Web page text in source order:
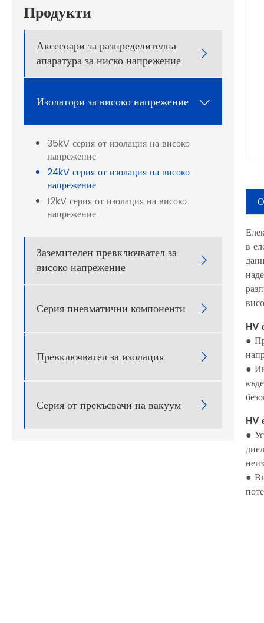
Продукти
Аксесоари за разпределителна
апаратура за ниско напрежение

Изолатори за високо напрежение 
35kV серия от изолация на високо
напрежение
24kV серия от изолация на високо
напрежение
12kV серия от изолация на високо
напрежение
Заземителен превключвател за
високо напрежение

Серия пневматични компоненти 
Превключвател за изолация 
Серия от прекъсвачи на вакуум 
в
HV
●
●
HV
●
●